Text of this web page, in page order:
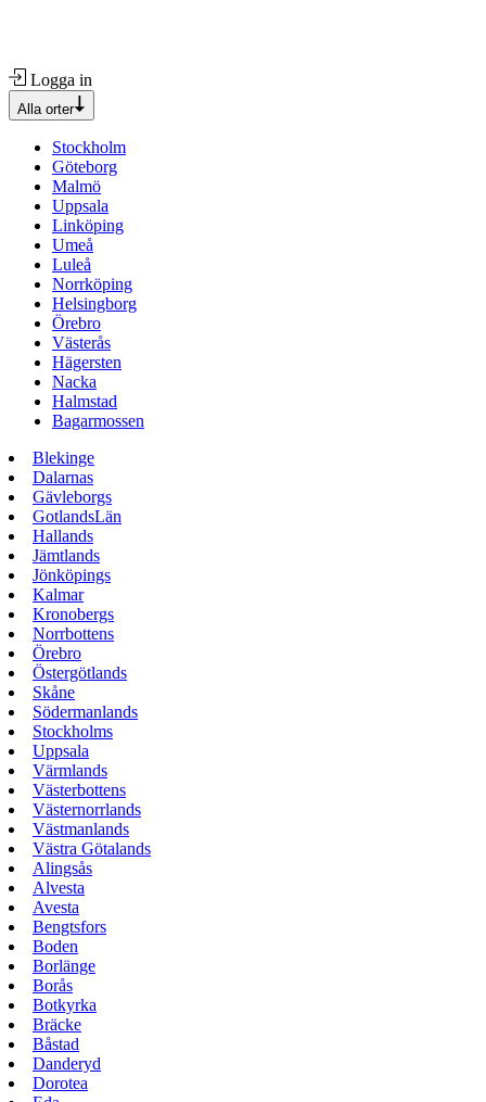
Logga in
Alla orter
Stockholm
Göteborg
Malmö
Uppsala
Linköping
Umeå
Luleå
Norrköping
Helsingborg
Örebro
Västerås
Hägersten
Nacka
Halmstad
Bagarmossen
Blekinge
Dalarnas
Gävleborgs
GotlandsLän
Hallands
Jämtlands
Jönköpings
Kalmar
Kronobergs
Norrbottens
Örebro
Östergötlands
Skåne
Södermanlands
Stockholms
Uppsala
Värmlands
Västerbottens
Västernorrlands
Västmanlands
Västra Götalands
Alingsås
Alvesta
Avesta
Bengtsfors
Boden
Borlänge
Borås
Botkyrka
Bräcke
Båstad
Danderyd
Dorotea